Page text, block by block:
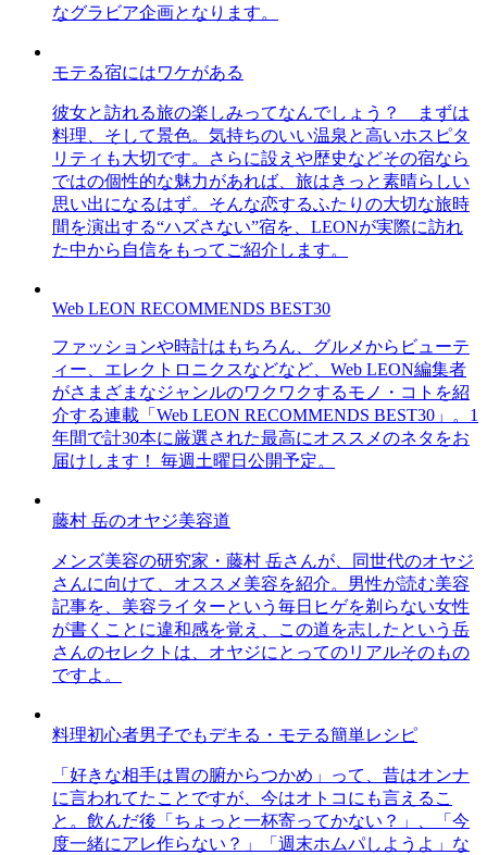
なグラビア企画となります。
モテる宿にはワケがある
彼女と訪れる旅の楽しみってなんでしょう？ まずは
料理、そして景色。気持ちのいい温泉と高いホスピタ
リティも大切です。さらに設えや歴史などその宿なら
ではの個性的な魅力があれば、旅はきっと素晴らしい
思い出になるはず。そんな恋するふたりの大切な旅時
間を演出する“ハズさない”宿を、LEONが実際に訪れ
た中から自信をもってご紹介します。
Web LEON RECOMMENDS BEST30
ファッションや時計はもちろん、グルメからビューテ
ィー、エレクトロニクスなどなど、Web LEON編集者
がさまざまなジャンルのワクワクするモノ・コトを紹
介する連載「Web LEON RECOMMENDS BEST30」。1
年間で計30本に厳選された最高にオススメのネタをお
届けします！ 毎週土曜日公開予定。
藤村 岳のオヤジ美容道
メンズ美容の研究家・藤村 岳さんが、同世代のオヤジ
さんに向けて、オススメ美容を紹介。男性が読む美容
記事を、美容ライターという毎日ヒゲを剃らない女性
が書くことに違和感を覚え、この道を志したという岳
さんのセレクトは、オヤジにとってのリアルそのもの
ですよ。
料理初心者男子でもデキる・モテる簡単レシピ
「好きな相手は胃の腑からつかめ」って、昔はオンナ
に言われてたことですが、今はオトコにも言えるこ
と。飲んだ後「ちょっと一杯寄ってかない？」、「今
度一緒にアレ作らない？」「週末ホムパしようよ」な